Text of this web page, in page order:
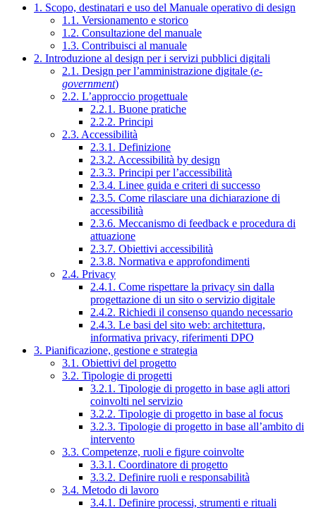
1. Scopo, destinatari e uso del Manuale operativo di design
1.1. Versionamento e storico
1.2. Consultazione del manuale
1.3. Contribuisci al manuale
2. Introduzione al design per i servizi pubblici digitali
2.1. Design per l’amministrazione digitale (e-
government)
2.2. L’approccio progettuale
2.2.1. Buone pratiche
2.2.2. Principi
2.3. Accessibilità
2.3.1. Definizione
2.3.2. Accessibilità by design
2.3.3. Principi per l’accessibilità
2.3.4. Linee guida e criteri di successo
2.3.5. Come rilasciare una dichiarazione di
accessibilità
2.3.6. Meccanismo di feedback e procedura di
attuazione
2.3.7. Obiettivi accessibilità
2.3.8. Normativa e approfondimenti
2.4. Privacy
2.4.1. Come rispettare la privacy sin dalla
progettazione di un sito o servizio digitale
2.4.2. Richiedi il consenso quando necessario
2.4.3. Le basi del sito web: architettura,
informativa privacy, riferimenti DPO
3. Pianificazione, gestione e strategia
3.1. Obiettivi del progetto
3.2. Tipologie di progetti
3.2.1. Tipologie di progetto in base agli attori
coinvolti nel servizio
3.2.2. Tipologie di progetto in base al focus
3.2.3. Tipologie di progetto in base all’ambito di
intervento
3.3. Competenze, ruoli e figure coinvolte
3.3.1. Coordinatore di progetto
3.3.2. Definire ruoli e responsabilità
3.4. Metodo di lavoro
3.4.1. Definire processi, strumenti e rituali